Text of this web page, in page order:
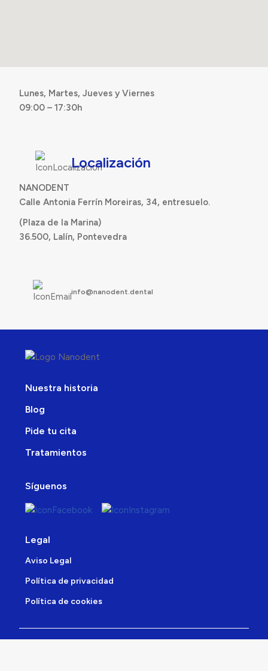
Lunes, Martes, Jueves y Viernes
09:00 – 17:30h
Localización
NANODENT
Calle Antonia Ferrín Moreiras, 34, entresuelo.
(Plaza de la Marina)
36.500, Lalín, Pontevedra
info@nanodent.dental
Nuestra historia
Blog
Pide tu cita
Tratamientos
Síguenos
Legal
Aviso Legal
Política de privacidad
Política de cookies